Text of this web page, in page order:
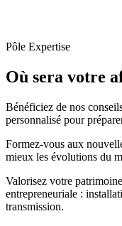
Pôle Expertise
Où sera votre
Bénéficiez de nos
personnalisé pour
Formez-vous aux
mieux les évolutions du
Valorisez votre
entrepreneuriale :
transmission.